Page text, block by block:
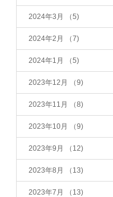
2024年3月 （5)
2024年2月 （7)
2024年1月 （5)
2023年12月 （9)
2023年11月 （8)
2023年10月 （9)
2023年9月 （12)
2023年8月 （13)
2023年7月 （13)